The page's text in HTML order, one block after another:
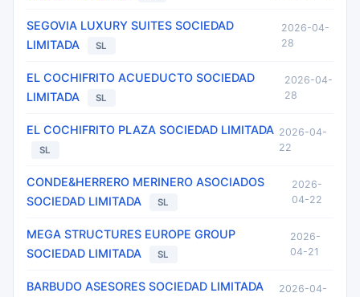
SEGOVIA LUXURY SUITES SOCIEDAD
LIMITADA
SL
2026-04-
28
EL COCHIFRITO ACUEDUCTO SOCIEDAD
LIMITADA
SL
2026-04-
28
EL COCHIFRITO PLAZA SOCIEDAD LIMITADA
SL
2026-04-
22
CONDE&HERRERO MERINERO ASOCIADOS
SOCIEDAD LIMITADA
SL
2026-
04-22
MEGA STRUCTURES EUROPE GROUP
SOCIEDAD LIMITADA
SL
2026-
04-21
BARBUDO ASESORES SOCIEDAD LIMITADA
2026-04-